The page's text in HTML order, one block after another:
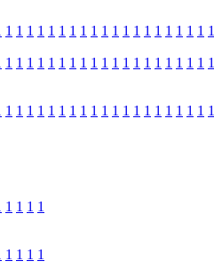
1 1 1 1 1 1 1 1 1 1 1 1 1 1 1 1 1 1 1 1
1 1 1 1 1 1 1 1 1 1 1 1 1 1 1 1 1 1 1 1
1 1 1 1 1 1 1 1 1 1 1 1 1 1 1 1 1 1 1 1
1 1 1 1
1 1 1 1